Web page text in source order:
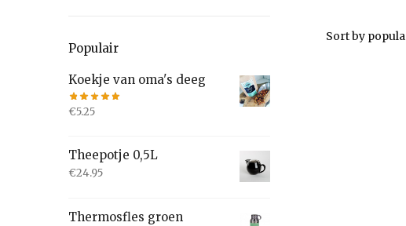
Populair
Koekje van oma's deeg
€5.25
Theepotje 0,5L
€24.95
Thermosfles groen